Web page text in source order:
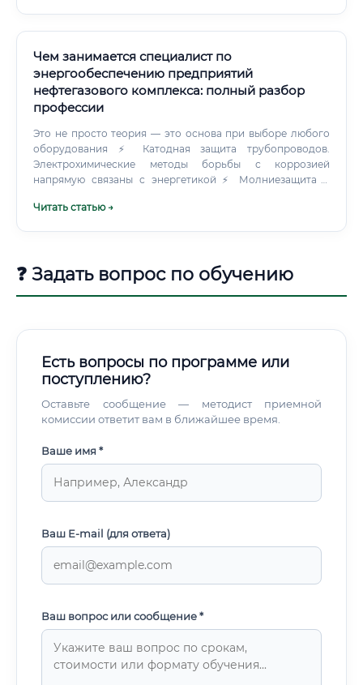
электричеством.
Чем занимается специалист по
энергообеспечению предприятий
нефтегазового комплекса: полный разбор
профессии
Это не просто теория — это основа при выборе любого
оборудования ⚡ Катодная защита трубопроводов.
Электрохимические методы борьбы с коррозией
напрямую связаны с энергетикой ⚡ Молниезащита и
более жёсткие, чем в обычном строительстве ⚡ Системы
производственных объектов Программное обеспечение
— отдельная история.
Читать статью →
❓ Задать вопрос по обучению
Есть вопросы по программе или
поступлению?
Оставьте сообщение — методист приемной
комиссии ответит вам в ближайшее время.
Ваше имя *
Ваш E-mail (для ответа)
Ваш вопрос или сообщение *